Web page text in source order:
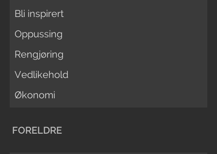
Bli inspirert
Oppussing
Rengjøring
Vedlikehold
Økonomi
FORELDRE